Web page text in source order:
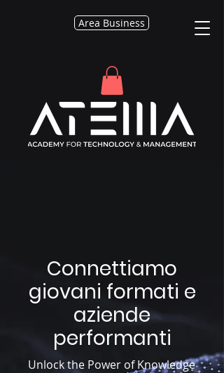
Area Business
Connettiamo
giovani formati e
aziende
performanti
Unlock the Power of Knowledge